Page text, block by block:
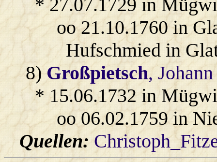
* 27.07.1729 in
oo 21.10.1760 in
Hufschmied in
8)Großpietsch,
* 15.06.1732 in
oo 06.02.1759 in
Quellen: